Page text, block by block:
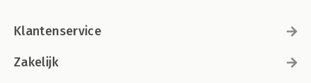
Klantenservice
Zakelijk